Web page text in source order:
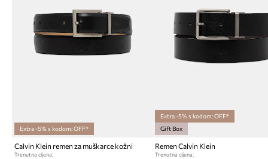
Extra -5% s kodom: OFF*
Calvin Klein remen za muškarce kožni
Trenutna cijena:
Extra -5% s kodom: OFF*
Gift Box
Remen Calvin Klein
Trenutna cijena: